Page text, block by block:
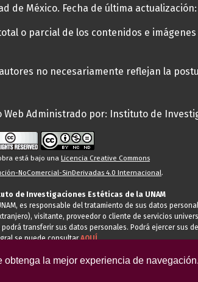
la mejor experiencia de
de México. Fecha de última
o parcial de los contenidos e
no necesariamente reflejan la
Web Administrado por: Instituto de
está bajo una Licencia Creative Commons
NoComercial-SinDerivadas 4.0 Internacional.
de Investigaciones Estéticas de la UNAM
es responsable del tratamiento de sus datos
visitante, proveedor o cliente de servicios
transferir sus datos personales. Podrá ejercer sus
se puede consultarAQUÍ